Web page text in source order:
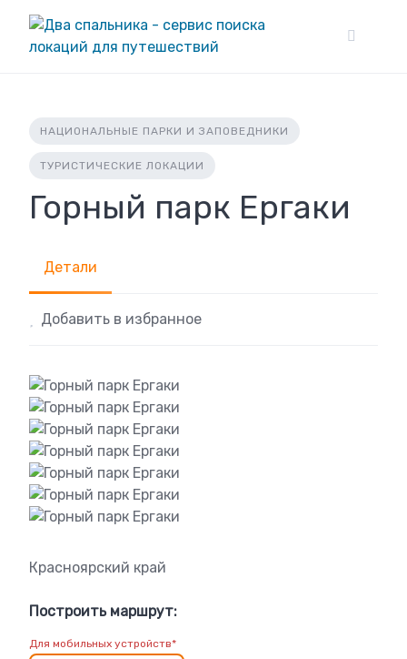
content
НАЦИОНАЛЬНЫЕ ПАРКИ И ЗАПОВЕДНИКИ
ТУРИСТИЧЕСКИЕ ЛОКАЦИИ
Горный парк Ергаки
Детали
Добавить в избранное
Красноярский край
Построить маршрут:
Для мобильных устройств*